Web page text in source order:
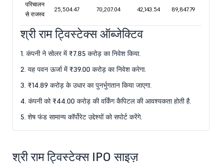
परिचालन
से राजस्व
25,504.47 70,207.04 42,143.54 89,847.79
श्री राम ट्विस्टेक्स ऑब्जेक्टिव
1. कंपनी ने सोलर में ₹7.85 करोड़ का निवेश किया.
2. यह पवन ऊर्जा में ₹39.00 करोड़ का निवेश करेगा.
3. ₹14.89 करोड़ के उधार का पुनर्भुगतान किया जाएगा.
4. कंपनी को ₹44.00 करोड़ की वर्किंग कैपिटल की आवश्यकता होती है.
5. शेष फंड सामान्य कॉर्पोरेट उद्देश्यों को सपोर्ट करेंगे.
श्री राम ट्विस्टेक्स IPO साइज़